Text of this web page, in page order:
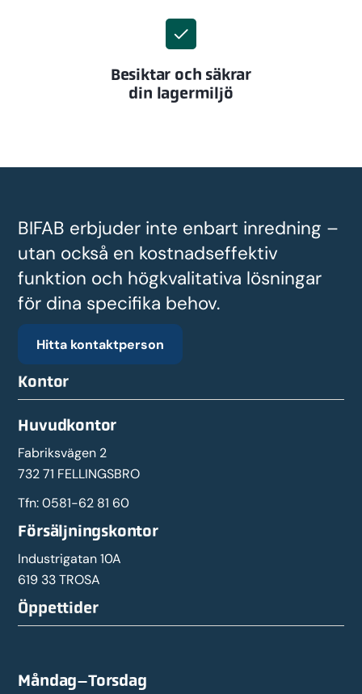
Besiktar och säkrar
din lagermiljö
BIFAB erbjuder inte enbart inredning –
utan också en kostnadseffektiv
funktion och högkvalitativa lösningar
för dina specifika behov.
Hitta kontaktperson
Kontor
Huvudkontor
Fabriksvägen 2
732 71 FELLINGSBRO
Tfn:0581-62 81 60
Försäljningskontor
Industrigatan 10A
619 33 TROSA
Öppettider
Måndag–Torsdag